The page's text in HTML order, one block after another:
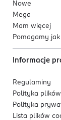
Nowe
Mega
Mam więcej
Pomagamy
Informacje
Regulaminy
Polityka plików
Polityka
Lista plików